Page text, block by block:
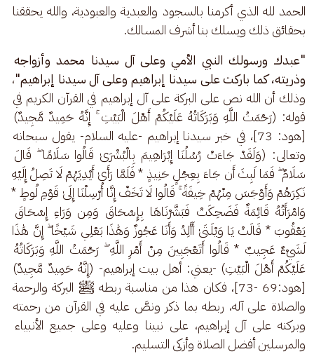
الحمد لله الذي أكرمنا بالسجود والعبدية والعبودية، والله يحققنا
بحقائق ذلك ويسلك بنا أشرف المسالك.
"عبدك ورسولك النبي الأمي وعلى آل سيدنا محمد وأزواجه
وذريته، كما باركت على سيدنا إبراهيم وعلى آل سيدنا إبراهيم"،
وذلك أن الله نص على البركة على آل إبراهيم في القرآن الكريم في
قوله: (رَحْمَتُ اللَّهِ وَبَرَكَاتُهُ عَلَيْكُمْ أَهْلَ الْبَيْتِ ۚ إِنَّهُ حَمِيدٌ مَّجِيدٌ)
[هود: 73]، في خبر سيدنا إبراهيم -عليه السلام- يقول سبحانه
وتعالى: (وَلَقَدْ جَاءَتْ رُسُلُنَا إِبْرَاهِيمَ بِالْبُشْرَىٰ قَالُوا سَلَامًا ۖ قَالَ
سَلَامٌ ۖ فَمَا لَبِثَ أَن جَاءَ بِعِجْلٍ حَنِيذٍ * فَلَمَّا رَأَىٰ أَيْدِيَهُمْ لَا تَصِلُ إِلَيْهِ
نَكِرَهُمْ وَأَوْجَسَ مِنْهُمْ خِيفَةً ۚ قَالُوا لَا تَخَفْ إِنَّا أُرْسِلْنَا إِلَىٰ قَوْمِ لُوطٍ *
وَامْرَأَتُهُ قَائِمَةٌ فَضَحِكَتْ فَبَشَّرْنَاهَا بِإِسْحَاقَ وَمِن وَرَاءِ إِسْحَاقَ
يَعْقُوبَ * قَالَتْ يَا وَيْلَتَىٰ أَأَلِدُ وَأَنَا عَجُوزٌ وَهَٰذَا بَعْلِي شَيْخًا ۖ إِنَّ هَٰذَا
لَشَيْءٌ عَجِيبٌ * قَالُوا أَتَعْجَبِينَ مِنْ أَمْرِ اللَّهِ ۖ رَحْمَتُ اللَّهِ وَبَرَكَاتُهُ
عَلَيْكُمْ أَهْلَ الْبَيْتِ) -يعني: أهل بيت إبراهيم- (إِنَّهُ حَمِيدٌ مَّجِيدٌ)
[هود:69 -73]، فكان هذا من مناسبة ربطه ﷺ البركة والرحمة
والصلاة على آله، ربطه بما ذكر ونصَّ عليه في القرآن من رحمته
وبركته على آل إبراهيم، على نبينا وعليه وعلى جميع الأنبياء
والمرسلين أفضل الصلاة وأزكى التسليم.